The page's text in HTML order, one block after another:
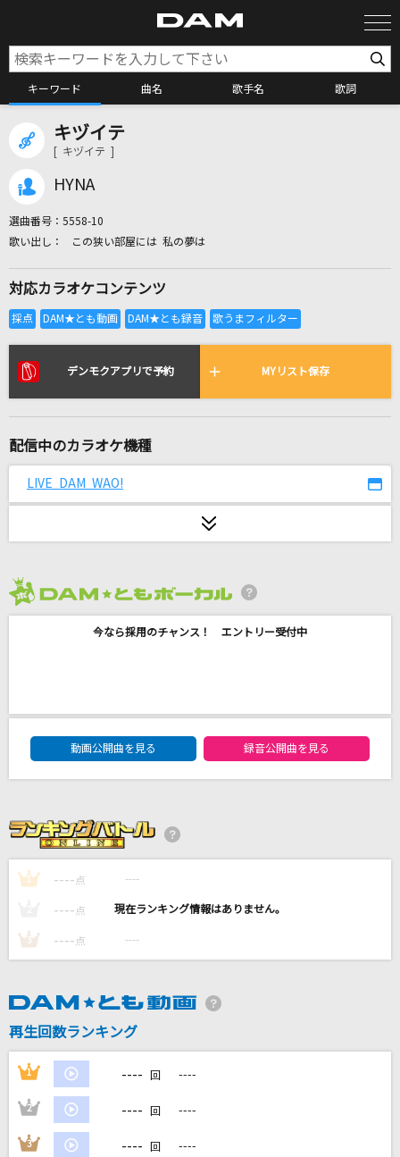
キーワード 曲名 歌手名 歌詞
全国りれき
リアルタイムで歌われている曲の一覧
[生音]#情とは
[生音]クリスマスキャロルの頃には
ずっと真夜中でいいのに。
[生音]さよならエレジー
スピッツ
Amazing Discovery
[生音]アジアの純真
Angelo
カラオケ最新情報をチェック！
キヅイテ
[ キヅイテ ]
HYNA
選曲番号： 5558-10
この狭い部屋には 私の夢は
対応カラオケコンテンツ
デンモクアプリで予約 MYリスト保存
配信中のカラオケ機種
LIVE DAM WAO!
今なら採用のチャンス！ エントリー受付中
DAM★ともボーカルエントリーランキング
動画公開曲を見る
録音公開曲を見る
1 ---- 点 ----
---- 点 ----
3 ---- 点 ----
再生回数ランキング
1 ---- 回 ----
2 ---- 回 ----
3 ---- 回 ----